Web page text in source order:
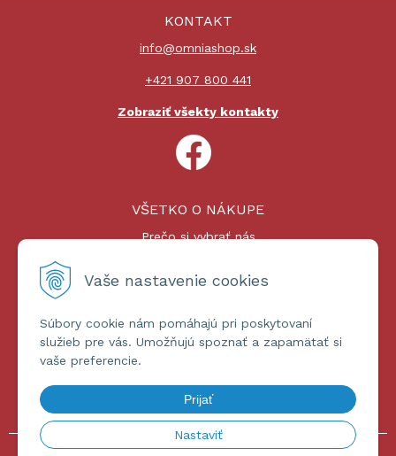
Vaše nastavenie cookies
Súbory cookie nám pomáhajú pri poskytovaní
služieb pre vás. Umožňujú spoznať a zapamätať si
vaše preferencie.
Prijať
Nastaviť
KONTAKT
info@omniashop.sk
+421 907 800 441
Zobraziť všekty kontakty
VŠETKO O NÁKUPE
Prečo si vybrať nás
Platby a doprava
ĎALŠIE INFORMÁCIE
Obchodné podmienky
Ochrana osobných údajov
© 2026 omniashop.sk •tvorba eshopu cez UNIobchod,webhosting